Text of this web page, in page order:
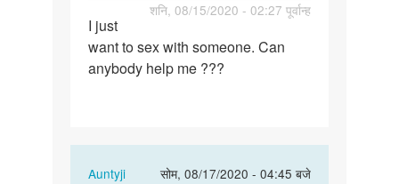
शनि, 08/15/2020 - 02:27 पूर्वान्ह
I
just
want
I just
want to sex with someone. Can
anybody help me ???
Auntyji
सोम, 08/17/2020 - 04:45 बजे
In